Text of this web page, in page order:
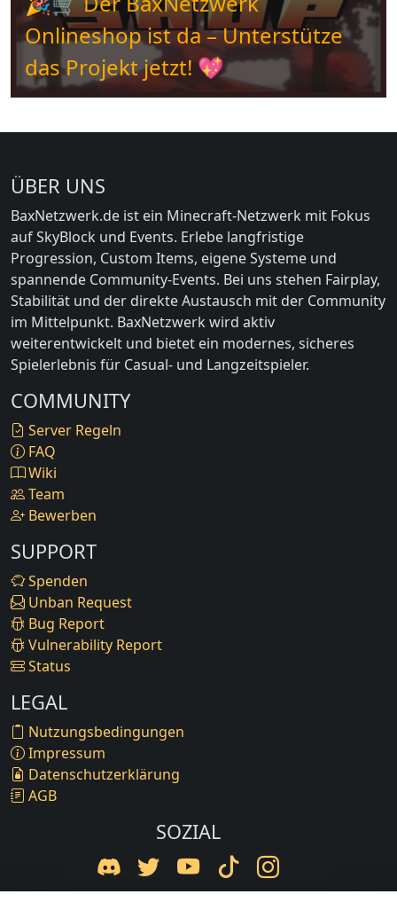
Onlineshop ist da – Unterstütze
das Projekt jetzt! 💖
ÜBER UNS
BaxNetzwerk.de ist ein Minecraft-Netzwerk mit Fokus
auf SkyBlock und Events. Erlebe langfristige
Progression, Custom Items, eigene Systeme und
spannende Community-Events. Bei uns stehen Fairplay,
Stabilität und der direkte Austausch mit der Community
im Mittelpunkt. BaxNetzwerk wird aktiv
weiterentwickelt und bietet ein modernes, sicheres
Spielerlebnis für Casual- und Langzeitspieler.
COMMUNITY
Server Regeln
FAQ
Wiki
Team
Bewerben
SUPPORT
Spenden
Unban Request
Bug Report
Vulnerability Report
Status
LEGAL
Nutzungsbedingungen
Impressum
Datenschutzerklärung
AGB
SOZIAL